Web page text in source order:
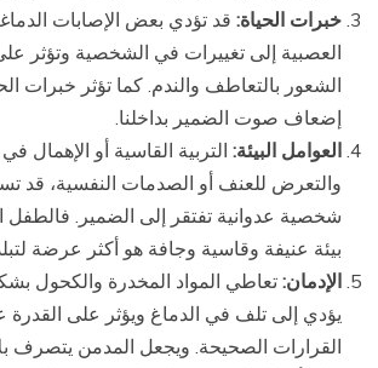
خبرات الحياة: قد تؤدي بعض الإصابات
العصبية إلى تغييرات في الشخصية وتؤثر
الشعور بالتعاطف والندم. كما تؤثر خبرات
إضعاف صوت الضمير بداخلنا.
العوامل البيئة: التربية القاسية أو الإهمال
والتعرض للعنف أو الصدمات النفسية، قد
شخصية عدوانية تفتقر إلى الضمير. فالطفل
بيئة عنيفة وقاسية وجافة هو أكثر عرضة
الإدمان: تعاطي المواد المخدرة والكحول
يؤدي إلى تلف في الدماغ ويؤثر على القدرة
القرارات الصحيحة. ويجعل المدمن يتصرف